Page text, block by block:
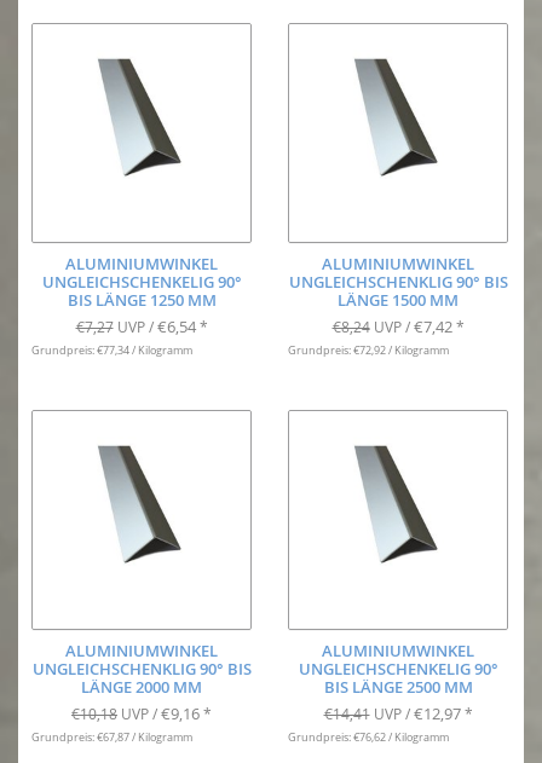
ALUMINIUMWINKEL
UNGLEICHSCHENKELIG 90°
BIS LÄNGE 1250 MM
€7,27 UVP /€6,54 *
Grundpreis: €77,34 / Kilogramm
ALUMINIUMWINKEL
UNGLEICHSCHENKLIG 90° BIS
LÄNGE 1500 MM
€8,24 UVP /€7,42 *
Grundpreis: €72,92 / Kilogramm
ALUMINIUMWINKEL
UNGLEICHSCHENKLIG 90° BIS
LÄNGE 2000 MM
€10,18 UVP / €9,16 *
Grundpreis: €67,87 / Kilogramm
ALUMINIUMWINKEL
UNGLEICHSCHENKELIG 90°
BIS LÄNGE 2500 MM
€14,41 UVP /€12,97 *
Grundpreis: €76,62 / Kilogramm